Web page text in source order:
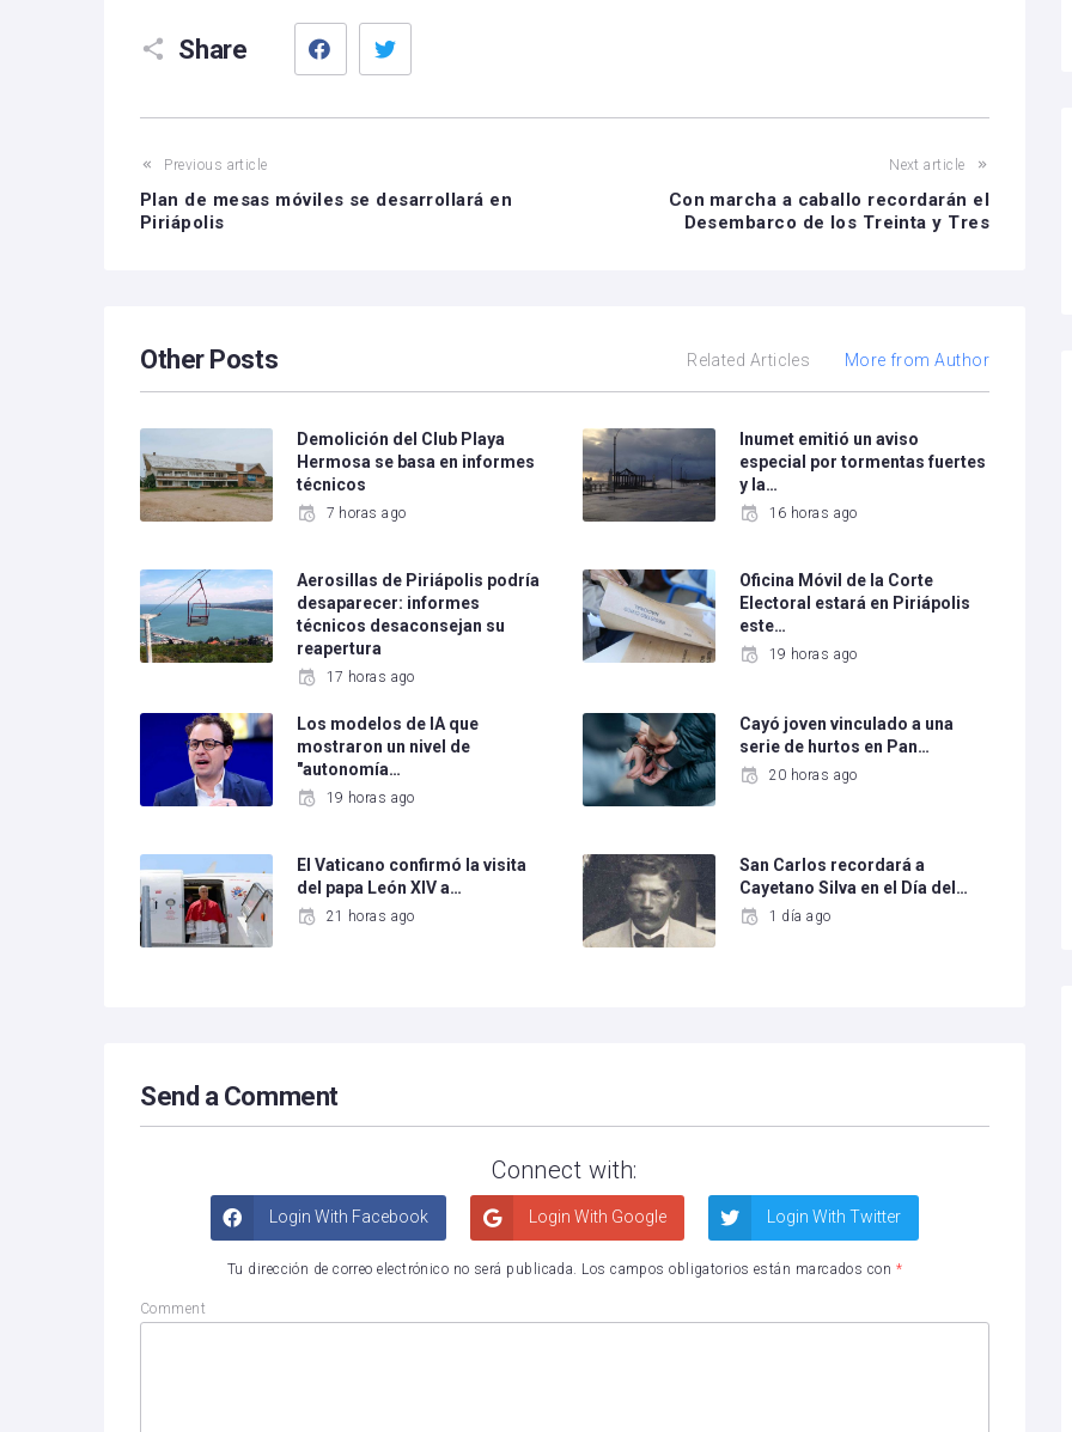
Share
Facebook
Previous article
Plan de mesas móviles se desarrollará en
Piriápolis
Next article
Con marcha a caballo recordarán el
Desembarco de los Treinta y Tres
Other Posts Related Articles More from Author
Demolición del Club Playa
Hermosa se basa en informes
técnicos
7 horas ago
Inumet emitió un aviso
especial por tormentas fuertes
y la…
16 horas ago
Aerosillas de Piriápolis podría
desaparecer: informes
técnicos desaconsejan su
reapertura
17 horas ago
Oficina Móvil de la Corte
Electoral estará en Piriápolis
este…
19 horas ago
Los modelos de IA que
mostraron un nivel de
"autonomía…
19 horas ago
Cayó joven vinculado a una
serie de hurtos en Pan…
20 horas ago
El Vaticano confirmó la visita
del papa León XIV a…
21 horas ago
San Carlos recordará a
Cayetano Silva en el Día del…
1 día ago
Send a Comment
Connect with:
Login With Facebook Login With Google Login With Twitter
Tu dirección de correo electrónico no será publicada. Los campos obligatorios están marcados con *
Comment